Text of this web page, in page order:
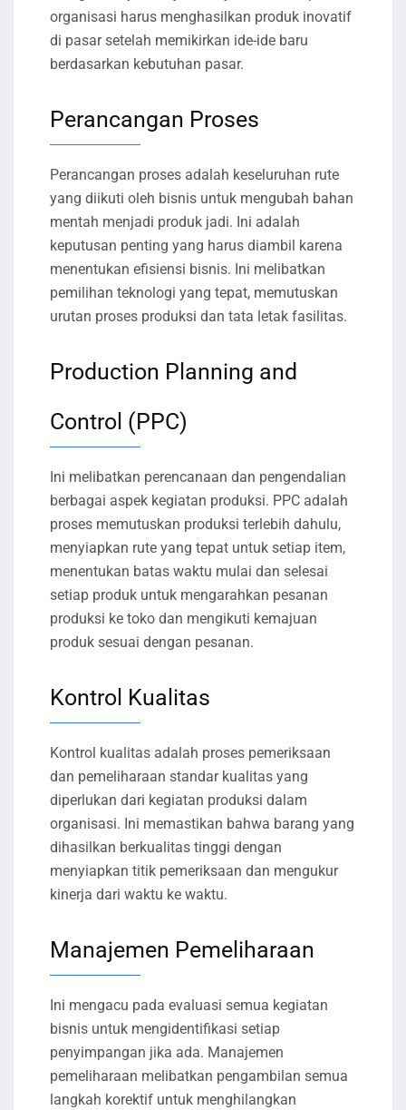
organisasi harus menghasilkan produk inovatif
di pasar setelah memikirkan ide-ide baru
berdasarkan kebutuhan pasar.
Perancangan Proses
Perancangan proses adalah keseluruhan rute
yang diikuti oleh bisnis untuk mengubah bahan
mentah menjadi produk jadi. Ini adalah
keputusan penting yang harus diambil karena
menentukan efisiensi bisnis. Ini melibatkan
pemilihan teknologi yang tepat, memutuskan
urutan proses produksi dan tata letak fasilitas.
Production Planning and
Control (PPC)
Ini melibatkan perencanaan dan pengendalian
berbagai aspek kegiatan produksi. PPC adalah
proses memutuskan produksi terlebih dahulu,
menyiapkan rute yang tepat untuk setiap item,
menentukan batas waktu mulai dan selesai
setiap produk untuk mengarahkan pesanan
produksi ke toko dan mengikuti kemajuan
produk sesuai dengan pesanan.
Kontrol Kualitas
Kontrol kualitas adalah proses pemeriksaan
dan pemeliharaan standar kualitas yang
diperlukan dari kegiatan produksi dalam
organisasi. Ini memastikan bahwa barang yang
dihasilkan berkualitas tinggi dengan
menyiapkan titik pemeriksaan dan mengukur
kinerja dari waktu ke waktu.
Manajemen Pemeliharaan
Ini mengacu pada evaluasi semua kegiatan
bisnis untuk mengidentifikasi setiap
penyimpangan jika ada. Manajemen
pemeliharaan melibatkan pengambilan semua
langkah korektif untuk menghilangkan